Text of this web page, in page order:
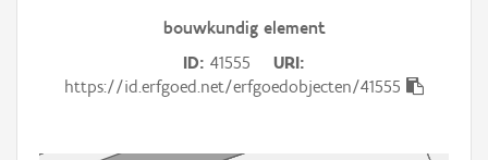
bouwkundig element
ID 41555
URI
https://id.erfgoed.net/erfgoedobjecten/41555